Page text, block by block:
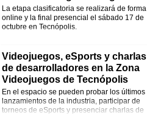
La etapa clasificatoria se realizará de forma
online y la final presencial el sábado 17 de
octubre en Tecnópolis.
Videojuegos, eSports y charlas
de desarrolladores en la Zona
Videojuegos de Tecnópolis
En el espacio se pueden probar los últimos
lanzamientos de la industria, participar de
torneos de eSports y presenciar charlas de